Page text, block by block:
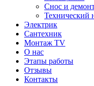
Снос и
Технический
Электрик
Сантехник
Монтаж TV
О нас
Этапы работы
Отзывы
Контакты